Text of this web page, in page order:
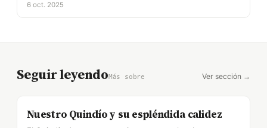
6 oct. 2025
Seguir leyendoMás sobre Ver sección →
Nuestro Quindío y su espléndida calidez